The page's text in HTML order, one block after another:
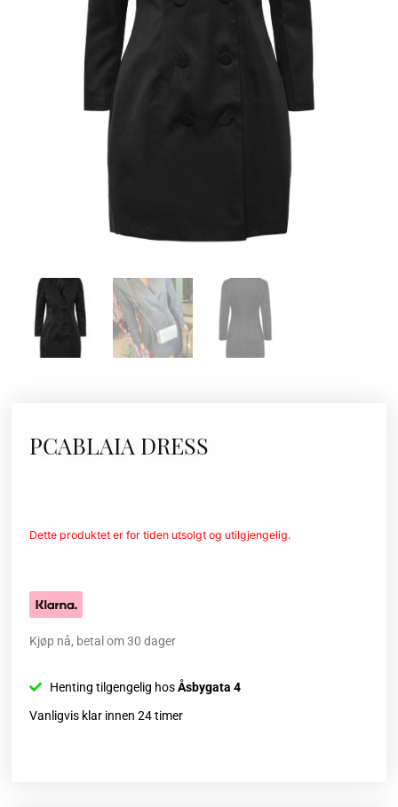
PCABLAIA DRESS
Dette produktet er for tiden utsolgt og utilgjengelig.
Kjøp nå, betal om 30 dager
Henting tilgengelig hosÅsbygata 4
Vanligvis klar innen 24 timer